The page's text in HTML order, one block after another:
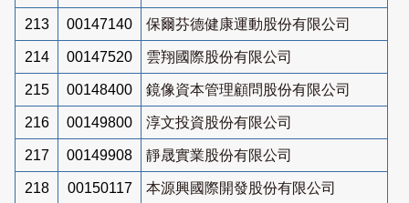
213 00147140 保爾芬德健康運動股份有限公司
214 00147520 雲翔國際股份有限公司
215 00148400 鏡像資本管理顧問股份有限公司
216 00149800 淳文投資股份有限公司
217 00149908 靜晟實業股份有限公司
218 00150117 本源興國際開發股份有限公司